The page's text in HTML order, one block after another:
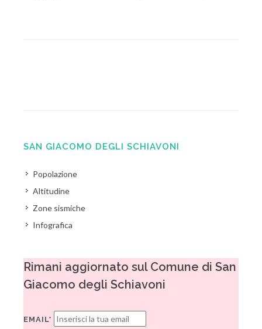
SAN GIACOMO DEGLI SCHIAVONI
Popolazione
Altitudine
Zone sismiche
Infografica
Rimani aggiornato sul Comune di San
Giacomo degli Schiavoni
EMAIL*